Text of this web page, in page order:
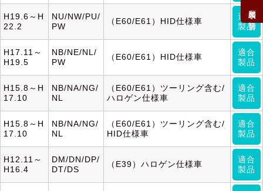
和暦表示に切替
H19.6～H
22.2
NU/NW/PU/
PW
（E60/E61）HID仕様車
適合
製品
H17.11～
H19.5
NB/NE/NL/
PW
（E60/E61）HID仕様車
適合
製品
H15.8～H
17.10
NB/NA/NG/
NL
（E60/E61）ツーリング含む/
ハロゲン仕様車
適合
製品
H15.8～H
17.10
NB/NA/NG/
NL
（E60/E61）ツーリング含む/
HID仕様車
適合
製品
H12.11～
H16.4
DM/DN/DP/
DT/DS
（E39）ハロゲン仕様車
適合
製品